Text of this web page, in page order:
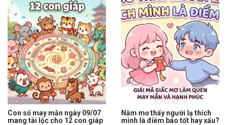
Con số may mắn ngày 09/07
mang tài lộc cho 12 con giáp
Nằm mơ thấy người lạ thích
mình là điềm báo tốt hay xấu?